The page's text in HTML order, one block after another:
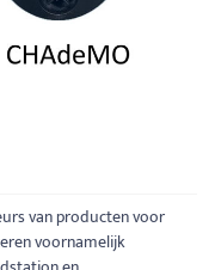
van producten voor
voornamelijk